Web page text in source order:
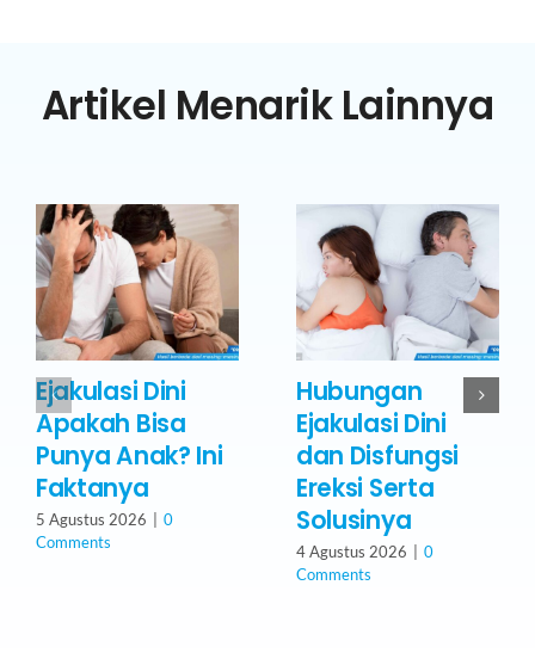
Artikel Menarik Lainnya
Ejakulasi Dini
Apakah Bisa
Punya Anak? Ini
Faktanya
5 Agustus 2026
0
Comments
Hubungan
Ejakulasi Dini
dan Disfungsi
Ereksi Serta
Solusinya
4 Agustus 2026
0
Comments